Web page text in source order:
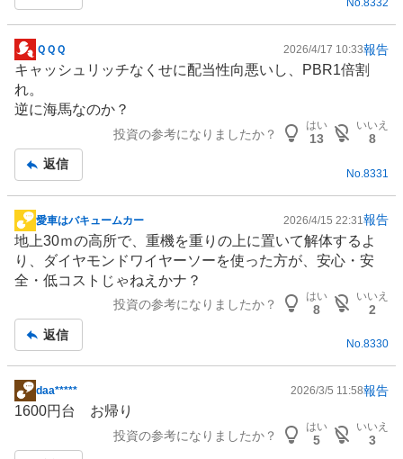
事 No.8332
掲
示
板
記
ＱＱＱ 2026/4/17 10:33報告
キャッシュリッチなくせに配当性向悪いし、PBR1倍割
れ。
逆に海馬なのか？
投資の参考になりましたか？
はい
13
いいえ
8
返信
No. 8331
掲
示
板
記
愛車はバキュームカー 2026/4/15 22:31 報告
地上30ｍの高所で、重機を重りの上に置いて解体するよ
り、
ダイヤモンド ワイヤーソーを使った方が、安心・安
全・低コストじゃねえかナ？
投資の参考になりましたか？
はい
8
いいえ
2
返信
No.8330
掲
示
daa***** 2026/3/5 11:58報告
1600円台 お帰り
投資の参考になりましたか？
はい
5
いいえ
3